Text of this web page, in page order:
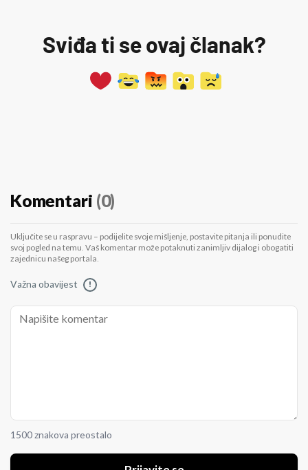
Sviđa ti se ovaj članak?
Komentari (0)
Uključite se u raspravu – podijelite svoje mišljenje, postavite pitanja ili ponudite
svoj pogled na temu. Vaš komentar može potaknuti zanimljiv dijalog i obogatiti
zajednicu našeg portala.
Važna obavijest !
1500 znakova preostalo